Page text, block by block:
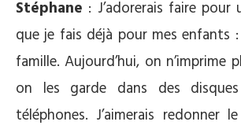
Stéphane : J’adorerais faire
que je fais déjà pour mes enfants
famille. Aujourd’hui, on n’imprime
on les garde dans des
téléphones. J’aimerais redonner